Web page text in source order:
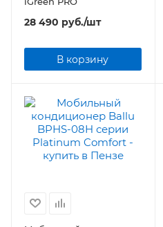
28 490 руб./шт
В корзину